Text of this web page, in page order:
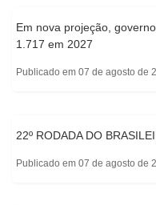
Em nova projeção,
1.717 em 2027
Publicado em 07 de agosto de
22º RODADA DO
Publicado em 07 de agosto de